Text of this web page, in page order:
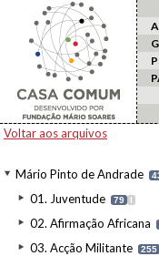
Voltar aos arquivos
Mário Pinto de Andrade
01. Juventude 79 I
02. Afirmação Africana
03. Acção Militante 255